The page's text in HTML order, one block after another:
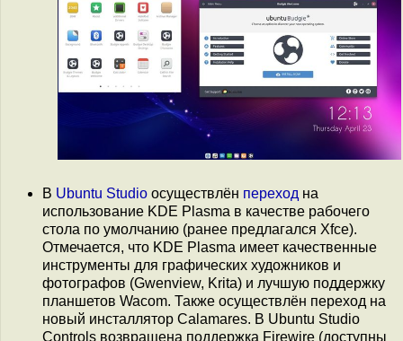
В Ubuntu Studio осуществлён переход на
использование KDE Plasma в качестве рабочего
стола по умолчанию (ранее предлагался Xfce).
Отмечается, что KDE Plasma имеет качественные
инструменты для графических художников и
фотографов (Gwenview, Krita) и лучшую поддержку
планшетов Wacom. Также осуществлён переход на
новый инсталлятор Calamares. В Ubuntu Studio
Controls возвращена поддержка Firewire (доступны